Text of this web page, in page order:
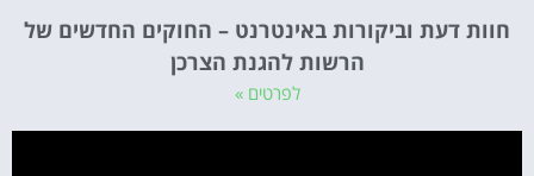
חוות דעת וביקורות באינטרנט – החוקים החדשים של
הרשות להגנת הצרכן
לפרטים »